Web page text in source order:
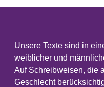
Unsere Texte sind in
weiblicher und
Auf Schreibweisen, die
Geschlecht